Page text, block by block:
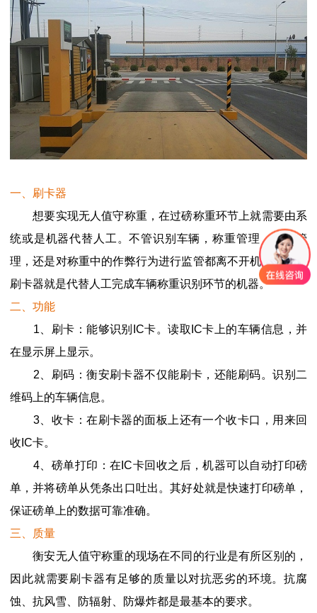
一、刷卡器
想要实现无人值守称重，在过磅称重环节上就需要由系
统或是机器代替人工。不管识别车辆，称重管理，数据管
理，还是对称重中的作弊行为进行监管都离不开机器。衡安
刷卡器就是代替人工完成车辆称重识别环节的机器。
二、功能
1、刷卡：能够识别IC卡。读取IC卡上的车辆信息，并
在显示屏上显示。
2、刷码：衡安刷卡器不仅能刷卡，还能刷码。识别二
维码上的车辆信息。
3、收卡：在刷卡器的面板上还有一个收卡口，用来回
收IC卡。
4、磅单打印：在IC卡回收之后，机器可以自动打印磅
单，并将磅单从凭条出口吐出。其好处就是快速打印磅单，
保证磅单上的数据可靠准确。
三、质量
衡安无人值守称重的现场在不同的行业是有所区别的，
因此就需要刷卡器有足够的质量以对抗恶劣的环境。抗腐
蚀、抗风雪、防辐射、防爆炸都是最基本的要求。